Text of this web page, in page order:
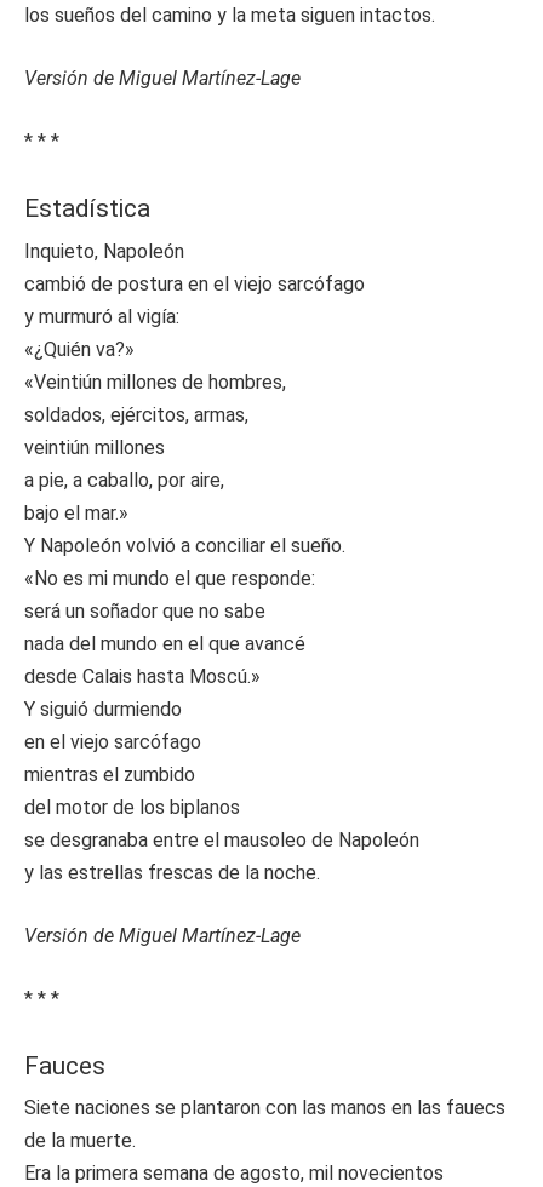
los sueños del camino y la meta siguen intactos.
Versión de Miguel Martínez-Lage
* * *
Estadística
Inquieto, Napoleón
cambió de postura en el viejo sarcófago
y murmuró al vigía:
«¿Quién va?»
«Veintiún millones de hombres,
soldados, ejércitos, armas,
veintiún millones
a pie, a caballo, por aire,
bajo el mar.»
Y Napoleón volvió a conciliar el sueño.
«No es mi mundo el que responde:
será un soñador que no sabe
nada del mundo en el que avancé
desde Calais hasta Moscú.»
Y siguió durmiendo
en el viejo sarcófago
mientras el zumbido
del motor de los biplanos
se desgranaba entre el mausoleo de Napoleón
y las estrellas frescas de la noche.
Versión de Miguel Martínez-Lage
* * *
Fauces
Siete naciones se plantaron con las manos en las fauecs
de la muerte.
Era la primera semana de agosto, mil novecientos